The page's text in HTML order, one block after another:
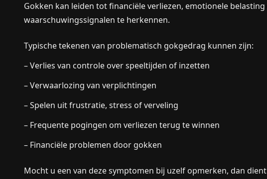
Gokken kan leiden tot financiële verliezen, emotionele
waarschuwingssignalen te herkennen.
Typische tekenen van problematisch gokgedrag kunnen zijn:
– Verlies van controle over speeltijden of inzetten
– Verwaarlozing van verplichtingen
– Spelen uit frustratie, stress of verveling
– Frequente pogingen om verliezen terug te winnen
– Financiële problemen door gokken
Mocht u een van deze symptomen bij uzelf opmerken, dan